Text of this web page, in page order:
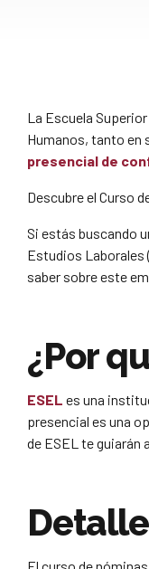
La Escuela
Humanos, tanto en
presencial de
Descubre el Curso
Si estás buscando
Estudios Laborales
saber sobre este
¿Por
ESEL es una
presencial es una
de ESEL te guiarán